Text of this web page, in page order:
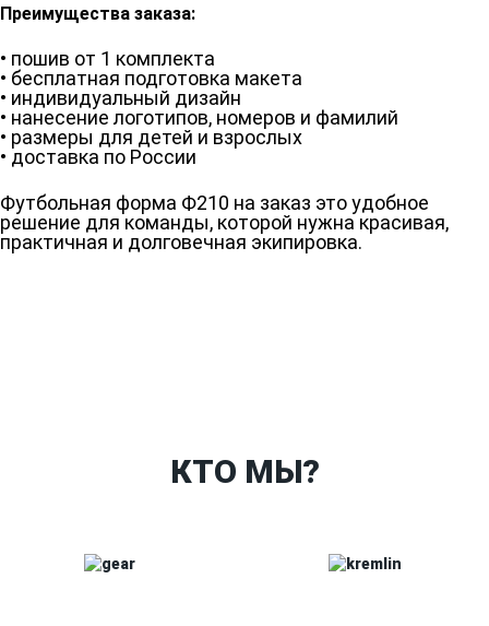
Преимущества заказа:
• пошив от 1 комплекта
• бесплатная подготовка макета
• индивидуальный дизайн
• нанесение логотипов, номеров и фамилий
• размеры для детей и взрослых
• доставка по России
Футбольная форма Ф210 на заказ это удобное
решение для команды, которой нужна красивая,
практичная и долговечная экипировка.
КТО МЫ?